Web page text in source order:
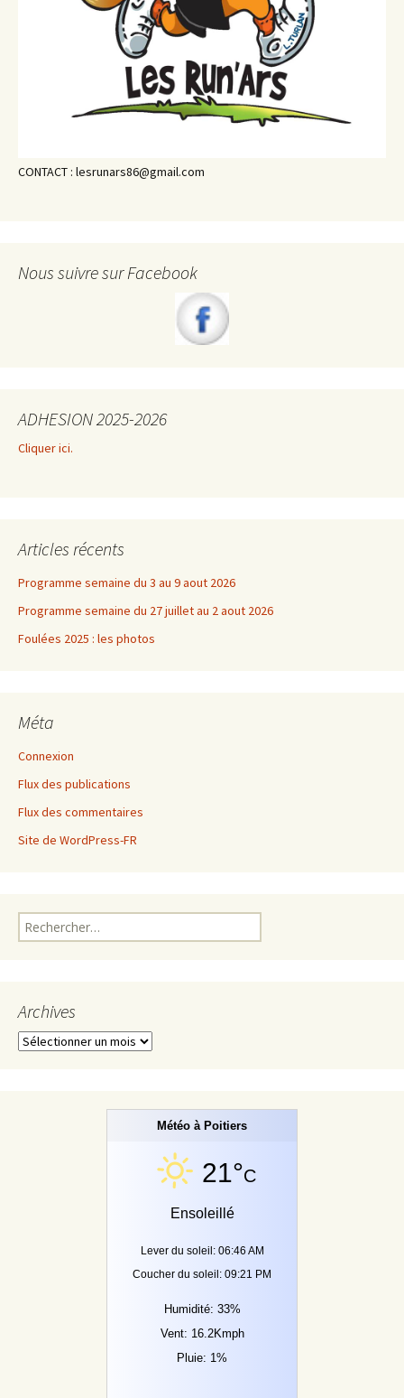
CONTACT : lesrunars86@gmail.com
Nous suivre sur Facebook
ADHESION 2025-2026
Cliquer ici.
Articles récents
Programme semaine du 3 au 9 aout 2026
Programme semaine du 27 juillet au 2 aout 2026
Foulées 2025 : les photos
Méta
Connexion
Flux des publications
Flux des commentaires
Site de WordPress-FR
Rechercher :
Archives
Archives
Météo à Poitiers
21°C
Ensoleillé
Lever du soleil: 06:46 AM
Coucher du soleil: 09:21 PM
Humidité: 33%
Vent: 16.2Kmph
Pluie: 1%